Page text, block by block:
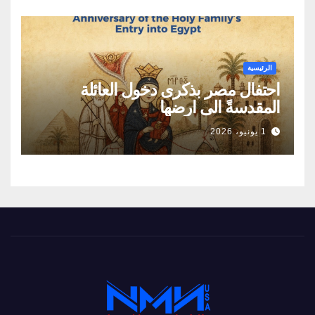
الرئيسية
احتفال مصر بذكرى دخول العائلة
المقدسةً الى ارضها
1 يونيو، 2026